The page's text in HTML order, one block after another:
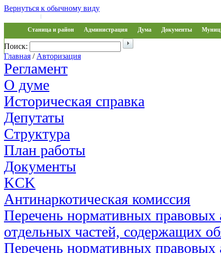
Вернуться к обычному виду
|
Станица и район Администрация Дума Документы Муниц
Обращения
Поиск:
Главная / Авторизация
Регламент
О думе
Историческая справка
Депутаты
Структура
План работы
Документы
KCK
Антинаркотическая комиссия
Перечень нормативных правовых
отдельных частей, содержащих
Перечень нормативных правовых